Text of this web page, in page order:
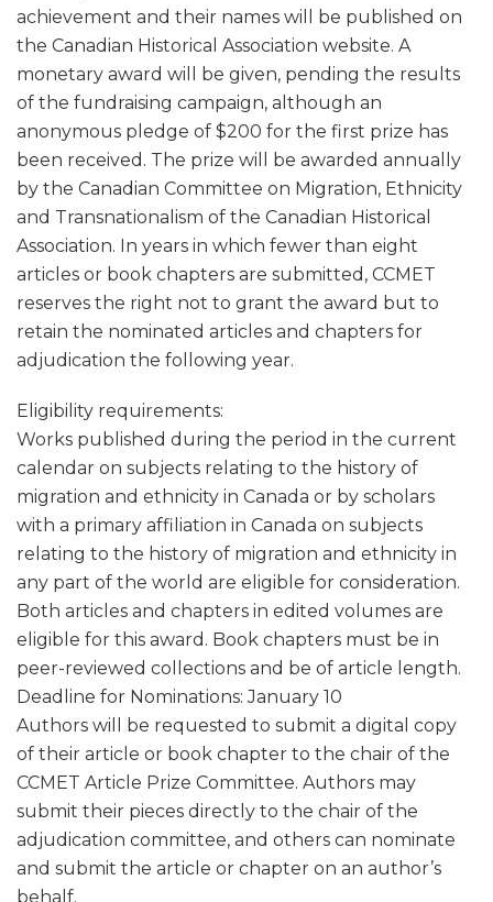
achievement and their names will be published on
the Canadian Historical Association website. A
monetary award will be given, pending the results
of the fundraising campaign, although an
anonymous pledge of $200 for the first prize has
been received. The prize will be awarded annually
by the Canadian Committee on Migration, Ethnicity
and Transnationalism of the Canadian Historical
Association. In years in which fewer than eight
articles or book chapters are submitted, CCMET
reserves the right not to grant the award but to
retain the nominated articles and chapters for
adjudication the following year.
Eligibility requirements:
Works published during the period in the current
calendar on subjects relating to the history of
migration and ethnicity in Canada or by scholars
with a primary affiliation in Canada on subjects
relating to the history of migration and ethnicity in
any part of the world are eligible for consideration.
Both articles and chapters in edited volumes are
eligible for this award. Book chapters must be in
peer-reviewed collections and be of article length.
Deadline for Nominations: January 10
Authors will be requested to submit a digital copy
of their article or book chapter to the chair of the
CCMET Article Prize Committee. Authors may
submit their pieces directly to the chair of the
adjudication committee, and others can nominate
and submit the article or chapter on an author’s
behalf.